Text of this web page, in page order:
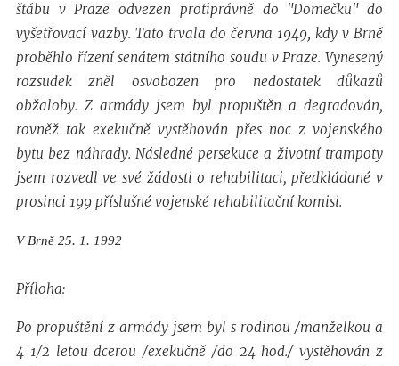
štábu v Praze odvezen protiprávně do "Domečku" do
vyšetřovací vazby. Tato trvala do června 1949, kdy v Brně
proběhlo řízení senátem státního soudu v Praze. Vynesený
rozsudek zněl osvobozen pro nedostatek důkazů
obžaloby. Z armády jsem byl propuštěn a degradován,
rovněž tak exekučně vystěhován přes noc z vojenského
bytu bez náhrady. Následné persekuce a životní trampoty
jsem rozvedl ve své žádosti o rehabilitaci, předkládané v
prosinci 199 příslušné vojenské rehabilitační komisi.
V Brně 25. 1. 1992
Příloha:
Po propuštění z armády jsem byl s rodinou /manželkou a
4 1/2 letou dcerou /exekučně /do 24 hod./ vystěhován z